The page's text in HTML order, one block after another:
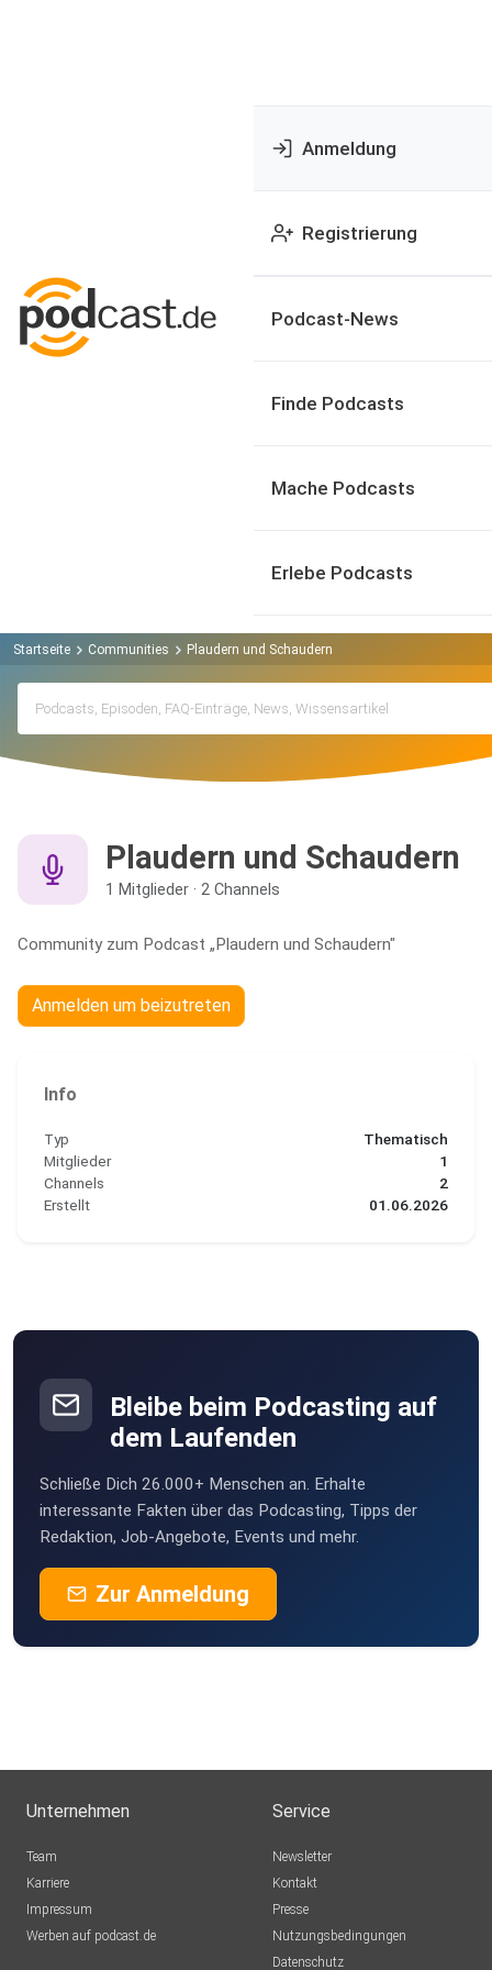
Anmeldung
Registrierung
Podcast-News
Finde Podcasts
Mache Podcasts
Erlebe Podcasts
Startseite Communities Plaudern und Schaudern
Plaudern und Schaudern
1 Mitglieder · 2 Channels
Community zum Podcast „Plaudern und Schaudern"
Anmelden um beizutreten
Info
Typ
Thematisch
Mitglieder
1
Channels
2
Erstellt
01.06.2026
Bleibe beim Podcasting auf
dem Laufenden
Schließe Dich 26.000+ Menschen an. Erhalte
interessante Fakten über das Podcasting, Tipps der
Redaktion, Job-Angebote, Events und mehr.
Zur Anmeldung
Unternehmen
Team
Karriere
Impressum
Werben auf podcast.de
Service
Newsletter
Kontakt
Presse
Nutzungsbedingungen
Datenschutz